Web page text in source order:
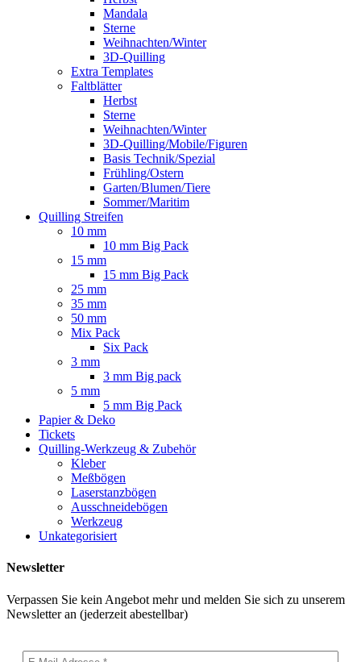
Mandala
Sterne
Weihnachten/Winter
3D-Quilling
Extra Templates
Faltblätter
Herbst
Sterne
Weihnachten/Winter
3D-Quilling/Mobile/Figuren
Basis Technik/Spezial
Frühling/Ostern
Garten/Blumen/Tiere
Sommer/Maritim
Quilling Streifen
10 mm
10 mm Big Pack
15 mm
15 mm Big Pack
25 mm
35 mm
50 mm
Mix Pack
Six Pack
3 mm
3 mm Big pack
5 mm
5 mm Big Pack
Papier & Deko
Tickets
Quilling-Werkzeug & Zubehör
Kleber
Meßbögen
Laserstanzbögen
Ausschneidebögen
Werkzeug
Unkategorisiert
Newsletter
Verpassen Sie kein Angebot mehr und melden Sie sich zu unserem
Newsletter an (jederzeit abestellbar)